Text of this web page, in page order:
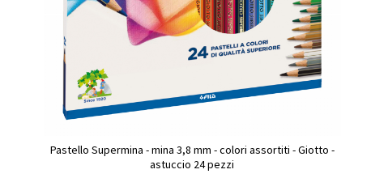
Pastello Supermina - mina 3,8 mm - colori assortiti - Giotto -
astuccio 24 pezzi